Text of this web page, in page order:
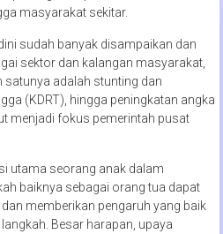
masyarakat sekitar.
sudah banyak disampaikan dan
sektor dan kalangan masyarakat,
satunya adalah stunting dan
(KDRT), hingga peningkatan angka
menjadi fokus pemerintah pusat
utama seorang anak dalam
baiknya sebagai orang tua dapat
memberikan pengaruh yang baik
Besar harapan, upaya